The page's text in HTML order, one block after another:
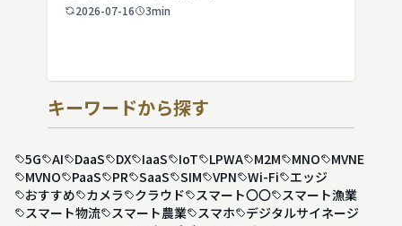
2026-07-16
3min
キーワードから探す
5G AI DaaS DX IaaS IoT LPWA M2M MNO
MVNE
MVNO
PaaS PR SaaS SIM VPN Wi-Fi
エッジ
おすすめ
カメラ クラウド スマート〇〇
スマート漁業
スマート物流
スマート農業 スマホ
デジタルサイネージ